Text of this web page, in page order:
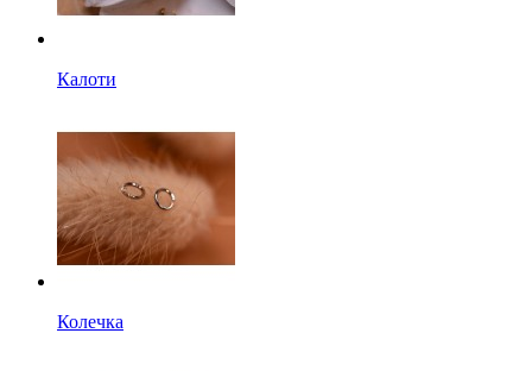
Калоти
Колечка